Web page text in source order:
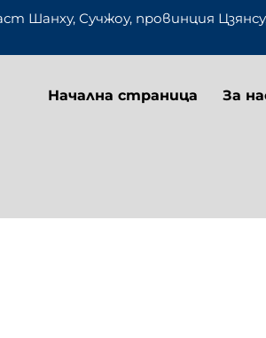
Шанху, Сучжоу, провинция
Начална страница За